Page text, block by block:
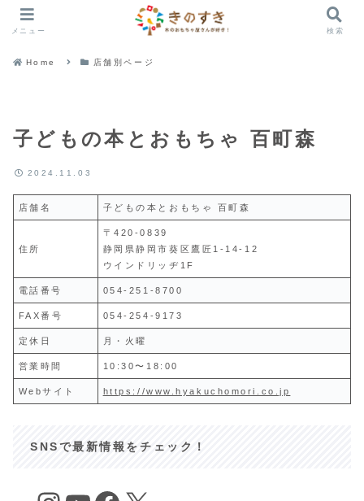
Home 店舗別ページ
子どもの本とおもちゃ 百町森
2024.11.03
店舗名 子どもの本とおもちゃ 百町森
住所
〒420-0839
静岡県静岡市葵区鷹匠1-14-12
ウインドリッヂ1F
電話番号 054-251-8700
FAX番号 054-254-9173
定休日 月・火曜
営業時間 10:30〜18:00
Webサイト https://www.hyakuchomori.co.jp
SNSで最新情報をチェック！
メニュー 検索